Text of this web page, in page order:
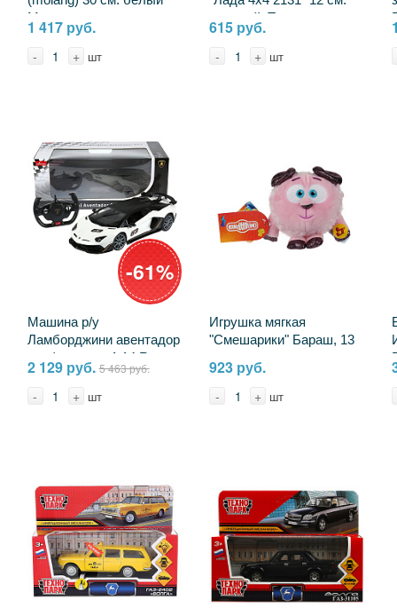
Мульти-пульти
M127403MO-30NS
1 417 руб.
- + шт
красный, Технопарк
LADA4X42131-13-RD
615 руб.
- + шт
-61%
Машина р/у
Ламборджини авентадор
перформанс, 1:14 Rastar
96010-RASTAR
2 129 руб.5 463 руб.
- + шт
Игрушка мягкая
"Смешарики" Бараш, 13
Мульти-пульти A20315-
10-WOD
923 руб.
- + шт